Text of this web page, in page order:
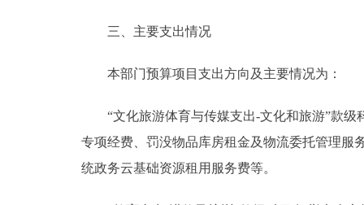
三、主要支出情况
本部门预算项目支出方向及主要情况为：
“文化旅游体育与传媒支出-文化和旅游”款级
专项经费、罚没物品库房租金及物流委托管理服
统政务云基础资源租用服务费等。